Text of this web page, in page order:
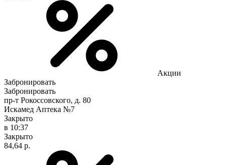
Акции
Забронировать
Забронировать
пр-т Рокоссовского, д. 80
Искамед Аптека №7
Закрыто
в 10:37
Закрыто
84,64 р.